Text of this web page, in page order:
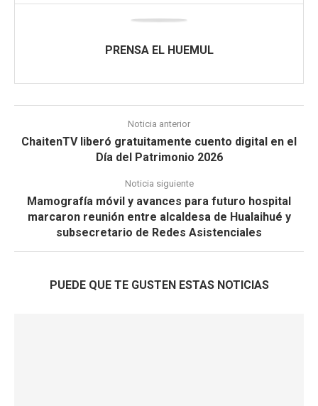
PRENSA EL HUEMUL
Noticia anterior
ChaitenTV liberó gratuitamente cuento digital en el
Día del Patrimonio 2026
Noticia siguiente
Mamografía móvil y avances para futuro hospital
marcaron reunión entre alcaldesa de Hualaihué y
subsecretario de Redes Asistenciales
PUEDE QUE TE GUSTEN ESTAS NOTICIAS